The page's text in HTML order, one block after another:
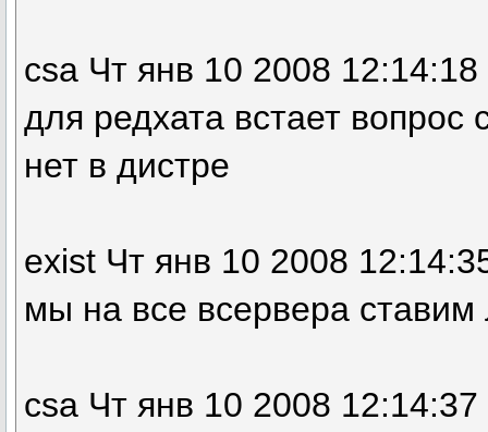
csa Чт янв 10 2008 12:14:18
для редхата встает вопрос
нет в дистре
exist Чт янв 10 2008
мы на все всервера
csa Чт янв 10 2008 12:14:37